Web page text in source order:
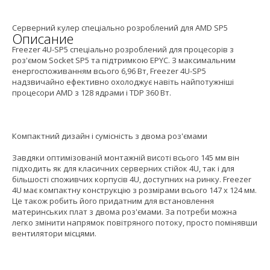
Описание
Серверний кулер спеціально розроблений для AMD SP5
Freezer 4U-SP5 спеціально розроблений для процесорів з
роз'ємом Socket SP5 та підтримкою EPYC. З максимальним
енергоспоживанням всього 6,96 Вт, Freezer 4U-SP5
надзвичайно ефективно охолоджує навіть найпотужніші
процесори AMD з 128 ядрами і TDP 360 Вт.
Компактний дизайн і сумісність з двома роз'ємами
Завдяки оптимізованій монтажній висоті всього 145 мм він
підходить як для класичних серверних стійок 4U, так і для
більшості споживчих корпусів 4U, доступних на ринку. Freezer
4U має компактну конструкцію з розмірами всього 147 x 124 мм.
Це також робить його придатним для встановлення
материнських плат з двома роз'ємами. За потреби можна
легко змінити напрямок повітряного потоку, просто помінявши
вентилятори місцями.